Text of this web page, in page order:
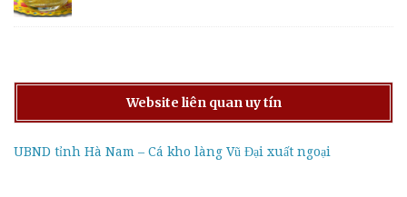
Website liên quan uy tín
UBND tỉnh Hà Nam – Cá kho làng Vũ Đại xuất ngoại